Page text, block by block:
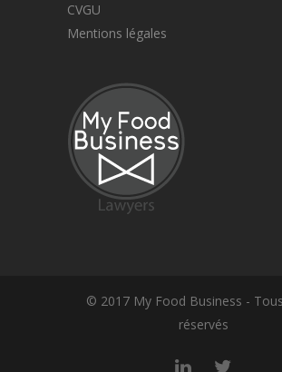
CVGU
Mentions légales
© 2017 My Food Business -
réservés